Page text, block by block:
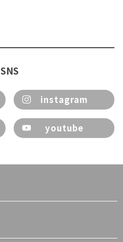
SNS
instagram
youtube